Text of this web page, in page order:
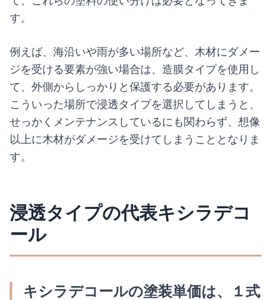
す。
例えば、海沿いや雨が多い場所など、木材にダメー
ジを受ける要素が強い場合は、造膜タイプを使用し
て、外側からしっかりと保護する必要があります。
こういった場所で浸透タイプを選択してしまうと、
せっかくメンテナンスしているにも関わらず、想像
以上に木材がダメージを受けてしまうこととなりま
す。
浸透タイプの代表キシラデコ
ール
キシラデコールの塗装単価は、１式